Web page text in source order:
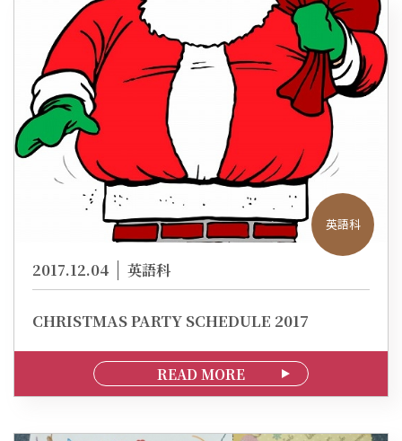
英語科
2017.12.04 英語科
CHRISTMAS PARTY SCHEDULE 2017
READ MORE